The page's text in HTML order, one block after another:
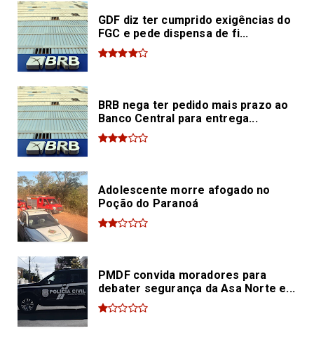
GDF diz ter cumprido exigências do
FGC e pede dispensa de fi...
BRB nega ter pedido mais prazo ao
Banco Central para entrega...
Adolescente morre afogado no
Poção do Paranoá
PMDF convida moradores para
debater segurança da Asa Norte e...